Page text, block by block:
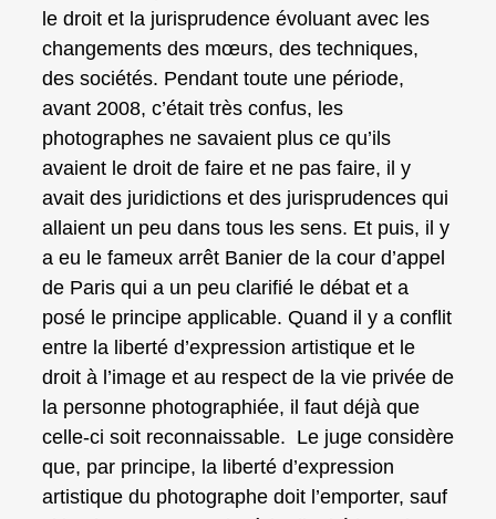
le droit et la jurisprudence évoluant avec les
changements des mœurs, des techniques,
des sociétés. Pendant toute une période,
avant 2008, c’était très confus, les
photographes ne savaient plus ce qu’ils
avaient le droit de faire et ne pas faire, il y
avait des juridictions et des jurisprudences qui
allaient un peu dans tous les sens. Et puis, il y
a eu le fameux arrêt Banier de la cour d’appel
de Paris qui a un peu clarifié le débat et a
posé le principe applicable. Quand il y a conflit
entre la liberté d’expression artistique et le
droit à l’image et au respect de la vie privée de
la personne photographiée, il faut déjà que
celle-ci soit reconnaissable. Le juge considère
que, par principe, la liberté d’expression
artistique du photographe doit l’emporter, sauf